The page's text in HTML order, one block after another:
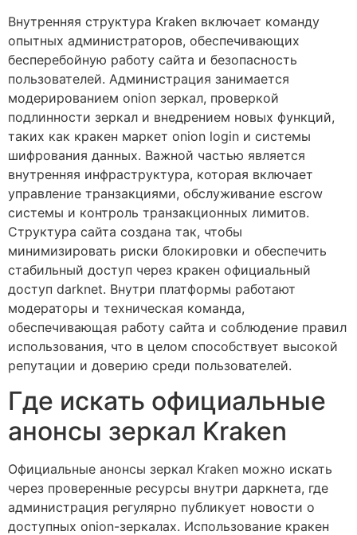
Внутренняя структура Kraken включает команду
опытных администраторов, обеспечивающих
бесперебойную работу сайта и безопасность
пользователей. Администрация занимается
модерированием onion зеркал, проверкой
подлинности зеркал и внедрением новых функций,
таких как кракен маркет onion login и системы
шифрования данных. Важной частью является
внутренняя инфраструктура, которая включает
управление транзакциями, обслуживание escrow
системы и контроль транзакционных лимитов.
Структура сайта создана так, чтобы
минимизировать риски блокировки и обеспечить
стабильный доступ через кракен официальный
доступ darknet. Внутри платформы работают
модераторы и техническая команда,
обеспечивающая работу сайта и соблюдение правил
использования, что в целом способствует высокой
репутации и доверию среди пользователей.
Где искать официальные
анонсы зеркал Kraken
Официальные анонсы зеркал Kraken можно искать
через проверенные ресурсы внутри даркнета, где
администрация регулярно публикует новости о
доступных onion-зеркалах. Использование кракен